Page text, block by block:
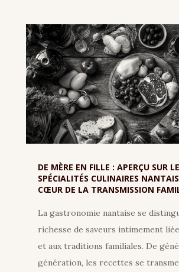
DE MÈRE EN FILLE : APERÇU SUR
SPÉCIALITÉS CULINAIRES
CŒUR DE LA TRANSMISSION
La gastronomie nantaise se
richesse de saveurs intimement
et aux traditions familiales. De
génération, les recettes se